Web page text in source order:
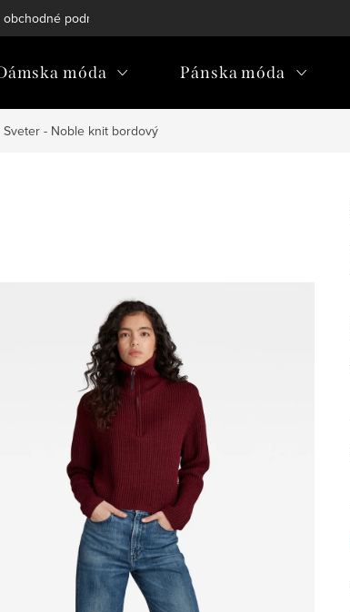
podmienky
móda Pánska móda
Sveter - Noble knit bordový